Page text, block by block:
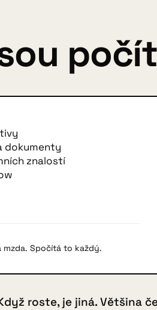
dokumenty
znalostí
Spočítá to každý.
roste, je jiná. Většina